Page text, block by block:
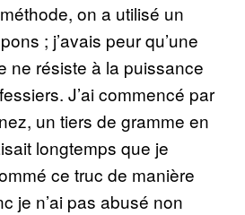
on a utilisé un
; j’avais peur qu’une
ne résiste à la puissance
J’ai commencé par
un tiers de gramme en
longtemps que je
ce truc de manière
je n’ai pas abusé non